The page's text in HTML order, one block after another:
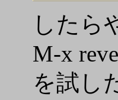
したら
M-x
を試し